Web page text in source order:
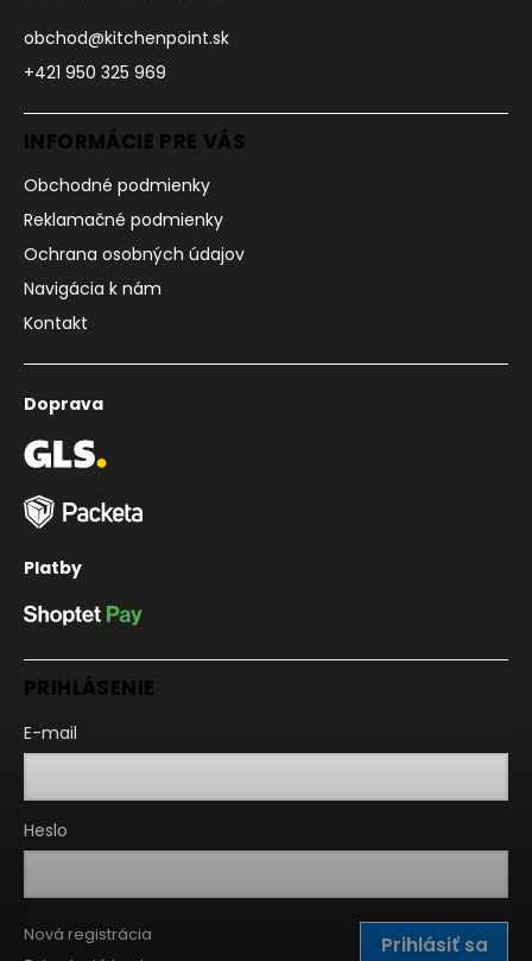
obchod@kitchenpoint.sk
+421 950 325 969
INFORMÁCIE PRE VÁS
Obchodné podmienky
Reklamačné podmienky
Ochrana osobných údajov
Navigácia k nám
Kontakt
Doprava
Platby
PRIHLÁSENIE
E-mail
Heslo
Prihlásiť sa
Nová registrácia